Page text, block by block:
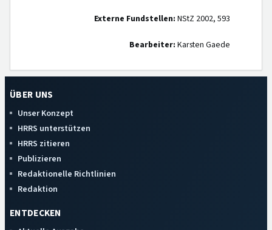
Externe Fundstellen: NStZ 2002, 593
Bearbeiter: Karsten Gaede
ÜBER UNS
Unser Konzept
HRRS unterstützen
HRRS zitieren
Publizieren
Redaktionelle Richtlinien
Redaktion
ENTDECKEN